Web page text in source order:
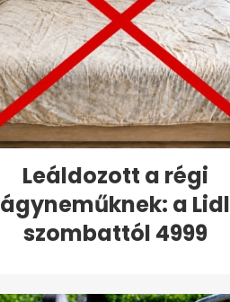
Leáldozott a régi
ágyneműknek: a Lidl
szombattól 4999